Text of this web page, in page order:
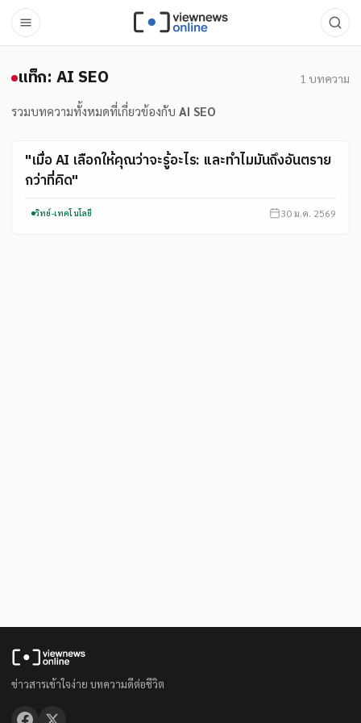
แท็ก: AI SEO
แท็ก: AI SEO 1 บทความ
รวมบทความทั้งหมดที่เกี่ยวข้องกับ AI SEO
"เมื่อ AI เลือกให้คุณว่าจะรู้อะไร: และทำไมมันถึงอันตราย
กว่าที่คิด"
วิทย์-เทคโนโลยี 30 ม.ค. 2569
ข่าวสารเข้าใจง่าย บทความดีต่อชีวิต